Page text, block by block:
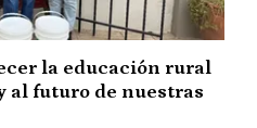
la educación rural
al futuro de nuestras